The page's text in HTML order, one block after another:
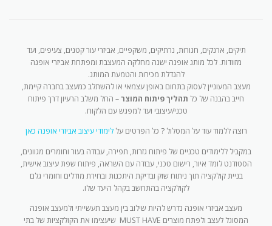
תיקים, ארנקים, חגורות, נרתיקים, משקפיים, אביזרי עור קטנים, צעיפים, ועד
מזוודות. לכל מותג אופנה ישנה מחלקה המעצבת ומפתחת אביזרי אופנה
להגדלת מכירות והטמעת המותג.
מעצב המעוניין לעסוק בתחום באופן עצמאי או להשתלב כמעצב בחברה קיימת,
חייב בהבנה של כל תהליך פיתוח המוצר– החל משלב הרעיון דרך פיתוח
טכני/עיצובי ועד למפגש עם הלקוח.
רוצה ללמוד עוד על המסלול ? כל הפרטים עללימודי עיצוב אביזרי אופנה כאן
במקביל ללימודים טכניים של פיתוח גזרות, תפירה, עבודה בעור וחומרים מגוונים,
הסטודנט לומד איור, רישום טכני, עבודה עם השראה, פיתוח שפת עיצוב אישית,
בניית קולקציה תוך ניתוח שוק ובדיקת היתכנות ובחירת מודלים וחומרי גלם
לקולקציה בהתחשב בקהל היעד שלו.
מעצב אביזרי אופנה נדרש להיות שילוב בין מעצב תעשייתי ולמעצב אופנה
המסוגל לעצב ולפתח מוצרים MUST HAVE שיעצימו את הקולקציות של בתי